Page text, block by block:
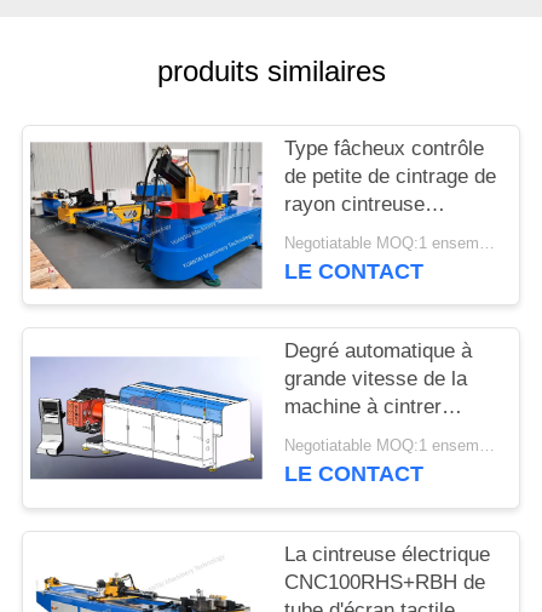
PRIVACY
POLICY
produits similaires
Type fâcheux contrôle
de petite de cintrage de
rayon cintreuse
automatique de tuyau
de programme de PLC
Negotiatable MOQ:1 ensemble
LE CONTACT
Degré automatique à
grande vitesse de la
machine à cintrer
CNC25 REX Max 180
de tube/sec
Negotiatable MOQ:1 ensemble
LE CONTACT
La cintreuse électrique
CNC100RHS+RBH de